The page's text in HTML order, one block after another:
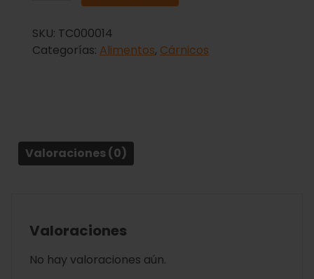
SKU: TC000014
Categorías: Alimentos, Cárnicos
Valoraciones (0)
Valoraciones
No hay valoraciones aún.